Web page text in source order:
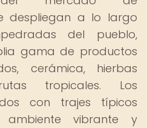
despliegan a lo largo
del pueblo,
gama de productos
cerámica, hierbas
tropicales. Los
con trajes típicos
vibrante y